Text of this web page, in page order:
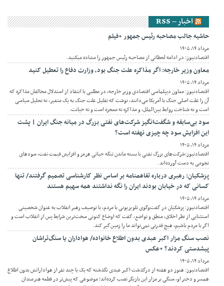
اخبار – RSS
حاشیه جالب مصاحبه رئیس جمهور +فیلم
مرداد ۱۴, ۱۴۰۵
اقتصادنیوز: در ادامه لحظاتی از مصاحبه رئیس جمهور را مشاده میکنید.
معاون وزیر خارجه: اگر مذاکره علت جنگ بود، وزارت دفاع را تعطیل کنید
مرداد ۱۴, ۱۴۰۵
اقتصادنیوز: معاون دیپلماسی اقتصادی وزیر خارجه، در مطلبی با انتقاد از استدلال مخالفان مذاکره که
آن را علت اصلی جنگ با آمریکا می‌دانند، نوشت که تقلیل علت جنگ به یک متغیر، نه تحلیل سیاسی
است و نه شناخت روابط بین‌الملل، و مذاکره نه معجزه است و نه خیانت.
سود بی‌سابقه و شگفت‌انگیز شرکت‌های نفتی بزرگ در میانه جنگ ایران | پشت
این افزایش سود چه چیزی نهفته است؟
مرداد ۱۴, ۱۴۰۵
اقتصادنیوز:شرکت‌های بزرگ نفتی با بسته ماندن تنگه حیاتی هرمز و افزایش قیمت نفت، سودهای
نجومی به دست آورده‌اند.
پزشکیان: رهبری درباره تفاهمنامه بر اساس نظر کارشناسی تصمیم گرفتند/ تنها
کسانی که در خیابان بودند ایران را نگه نداشتند همه سهیم هستند
مرداد ۱۴, ۱۴۰۵
اقتصادنیوز: پزشکیان در گفت‌وگوی تلویزیونی با مردم، با توصیف رهبر انقلاب به عنوان شخصیتی
استثنایی از نظر اخلاق، منطق و تواضع، گفت که اوضاع کنونی سخت‌ترین شرایط پس از انقلاب است و
اگر با مردم باشیم، هیچ قدرتی نمی‌تواند ما را زمین‌گیر کند.
نصب سنگ مزار اکبر عبدی بدون اطلاع خانواده/ هواداران یا سنگ‌تراشان
پیشدستی کردند؟ +عکس
مرداد ۱۴, ۱۴۰۵
اقتصادنیوز: هنوز دو هفته از درگذشت اکبر عبدی نگذشته که یک یا چند نفر از هوادارانش بدون اطلاع
همسر و دختر او، سنگی بر مزار این بازیگر نصب کرده‌اند؛ موضوعی که پیش‌تر در قطعه هنرمندان